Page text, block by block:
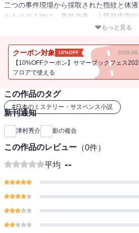
二つの事件現場から採取された指紋と体
かもその人物は、事件当夜、上野発青森
中にあった！鉄壁のアリバイに、捜査陣
もっと見る
クーポン対象 10%OFF
【10%OFFクーポン】サマーブックフェス
フロアで使える
この作品のタグ
#日本のミステリー・サスペンス小説
新刊通知
津村秀介 影の複合
この作品のレビュー （0件）
平均 --